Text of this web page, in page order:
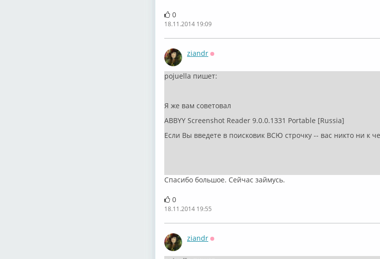
0
18.11.2014 19:09
ziandr
pojuella пишет:
Я же вам советовал
ABBYY Screenshot Reader 9.0.0.1331 Portable [Russia]
Если Вы введете в поисковик ВСЮ строчку -- вас никто ни к
Спасибо большое. Сейчас займусь.
0
18.11.2014 19:55
ziandr